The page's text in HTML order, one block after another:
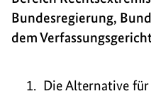
Bundesregierung,
dem
Die Alternative